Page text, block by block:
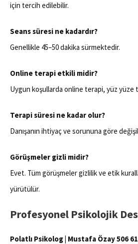
için tercih edilebilir.
Seans süresi ne kadardır?
Genellikle 45–50 dakika sürmektedir.
Online terapi etkili midir?
Uygun koşullarda online terapi, yüz yüze
Terapi süresi ne kadar olur?
Danışanın ihtiyaç ve sorununa göre
Görüşmeler gizli midir?
Evet. Tüm görüşmeler gizlilik ve etik
yürütülür.
Profesyonel Psikolojik
Polatlı Psikolog | Mustafa Özay 506